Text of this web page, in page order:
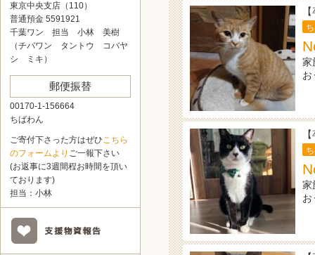
家
お
家
お
東京中央支店（110）
普通預金 5591921
千葉ワン 担当 小林 美樹
（チバワン タントウ コバヤ
シ ミキ）
郵便振替
00170-1-156664
ちばわん
ご寄付下さった方はぜひこちら
のフォームより ご一報下さい
(お返事に3週間程お時間を頂い
ております)
担当：小林